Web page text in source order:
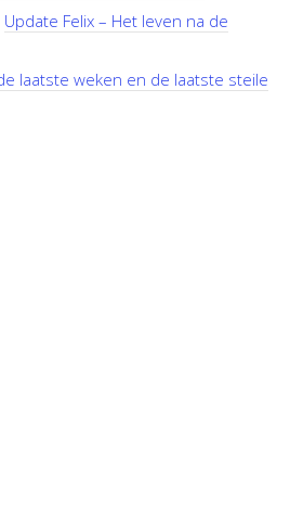
Update Felix – Het leven na de
laatste weken en de laatste steile